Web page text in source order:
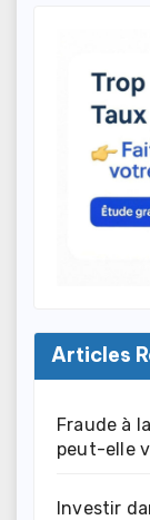
Articles
Fraude à
peut-elle
Investir